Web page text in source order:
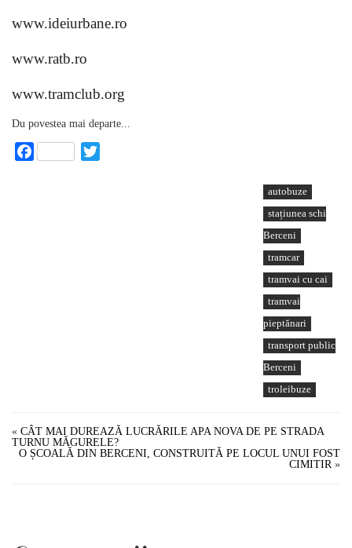
www.ideiurbane.ro
www.ratb.ro
www.tramclub.org
Du povestea mai departe...
Facebook
autobuze
stațiunea schi
Berceni
tramcar
tramvai cu cai
tramvai
pieptănari
transport public
Berceni
troleibuze
« CÂT MAI DUREAZĂ LUCRĂRILE APA NOVA DE PE STRADA
TURNU MĂGURELE?
O ȘCOALĂ DIN BERCENI, CONSTRUITĂ PE LOCUL UNUI FOST
CIMITIR»